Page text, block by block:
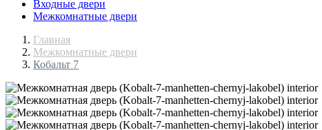
Входные двери
Межкомнатные двери
Главная
Межкомнатные двери
Кобальт 7